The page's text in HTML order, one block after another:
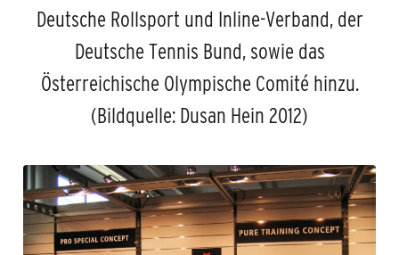
Deutsche Rollsport und Inline-Verband, der
Deutsche Tennis Bund, sowie das
Österreichische Olympische Comité hinzu.
(Bildquelle: Dusan Hein 2012)